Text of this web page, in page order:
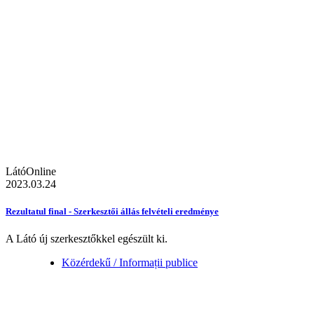
LátóOnline
2023.03.24
Rezultatul final - Szerkesztői állás felvételi eredménye
A Látó új szerkesztőkkel egészült ki.
Közérdekű / Informații publice